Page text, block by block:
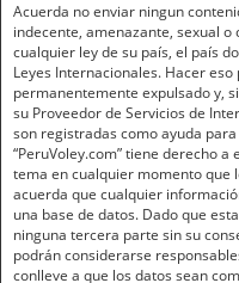
Acuerda no enviar ningun
indecente, amenazante, sexual
cualquier ley de su país, el país
Leyes Internacionales. Hacer
permanentemente expulsado y,
su Proveedor de Servicios de
son registradas como ayuda
“PeruVoley.com” tiene derecho
tema en cualquier momento que
acuerda que cualquier
una base de datos. Dado que
ninguna tercera parte sin su
podrán considerarse
conlleve a que los datos sean